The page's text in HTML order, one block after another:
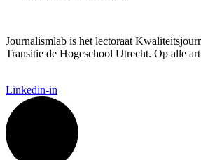
Journalismlab is het lectoraat
Transitie de Hogeschool Utrecht. Op alle
Linkedin-in